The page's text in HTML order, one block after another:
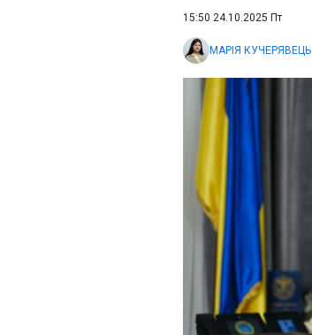
15:50 24.10.2025 Пт
МАРІЯ КУЧЕРЯВЕЦЬ